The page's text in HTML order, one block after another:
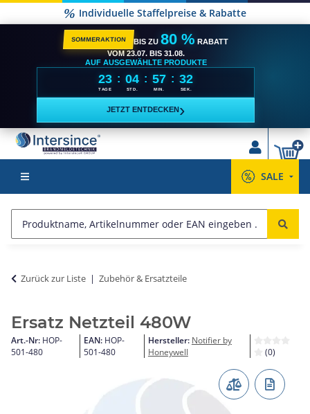
Individuelle Staffelpreise & Rabatte
SOMMERAKTION BIS ZU 80 % RABATT
VOM 23.07. BIS 31.08.
AUF AUSGEWÄHLTE PRODUKTE
23
TAGE
: 04
STD.
: 57
MIN.
: 32
SEK.
JETZT ENTDECKEN ›
SALE
Zurück zur Liste Zubehör & Ersatzteile
Ersatz Netzteil 480W
Art.-Nr: HOP-
501-480
EAN: HOP-
501-480
Hersteller: Notifier by
Honeywell
(0)